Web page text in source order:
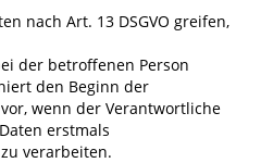
nach Art. 13 DSGVO greifen,
der betroffenen Person
den Beginn der
wenn der Verantwortliche
erstmals
verarbeiten.